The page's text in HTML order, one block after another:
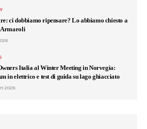
ci dobbiamo ripensare? Lo abbiamo chiesto a
Armaroli
Italia al Winter Meeting in Norvegia:
in elettrico e test di guida su lago ghiacciato
2026